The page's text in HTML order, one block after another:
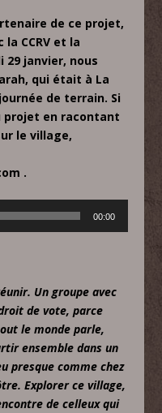
de ce projet,
CCRV et la
29 janvier, nous
qui était à La
de terrain. Si
projet en racontant
le village,
.
00:00
Un groupe avec
de vote, parce
le monde parle,
ensemble dans un
presque comme chez
Explorer ce village,
de celleux qui